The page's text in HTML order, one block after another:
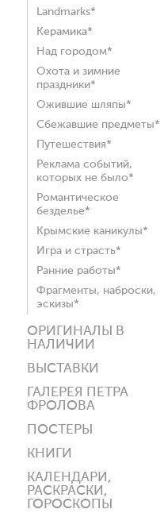
Landmarks*
Керамика*
Над городом*
Охота и зимние
праздники*
Ожившие шляпы*
Сбежавшие предметы*
Путешествия*
Реклама событий,
которых не было*
Романтическое
безделье*
Крымские каникулы*
Игра и страсть*
Ранние работы*
Фрагменты, наброски,
эскизы*
ОРИГИНАЛЫ В
НАЛИЧИИ
ВЫСТАВКИ
ГАЛЕРЕЯ ПЕТРА
ФРОЛОВА
ПОСТЕРЫ
КНИГИ
КАЛЕНДАРИ,
РАСКРАСКИ,
ГОРОСКОПЫ